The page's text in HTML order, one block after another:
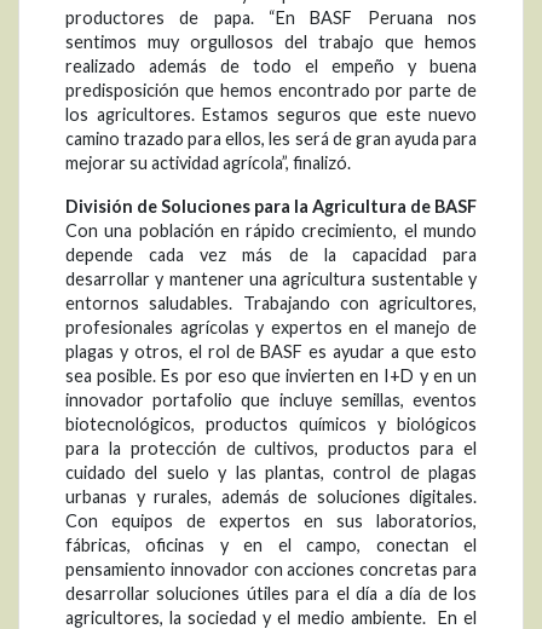
productores de papa. “En BASF Peruana nos
sentimos muy orgullosos del trabajo que hemos
realizado además de todo el empeño y buena
predisposición que hemos encontrado por parte de
los agricultores. Estamos seguros que este nuevo
camino trazado para ellos, les será de gran ayuda para
mejorar su actividad agrícola”, finalizó.
División de Soluciones para la Agricultura de BASF
Con una población en rápido crecimiento, el mundo
depende cada vez más de la capacidad para
desarrollar y mantener una agricultura sustentable y
entornos saludables. Trabajando con agricultores,
profesionales agrícolas y expertos en el manejo de
plagas y otros, el rol de BASF es ayudar a que esto
sea posible. Es por eso que invierten en I+D y en un
innovador portafolio que incluye semillas, eventos
biotecnológicos, productos químicos y biológicos
para la protección de cultivos, productos para el
cuidado del suelo y las plantas, control de plagas
urbanas y rurales, además de soluciones digitales.
Con equipos de expertos en sus laboratorios,
fábricas, oficinas y en el campo, conectan el
pensamiento innovador con acciones concretas para
desarrollar soluciones útiles para el día a día de los
agricultores, la sociedad y el medio ambiente. En el